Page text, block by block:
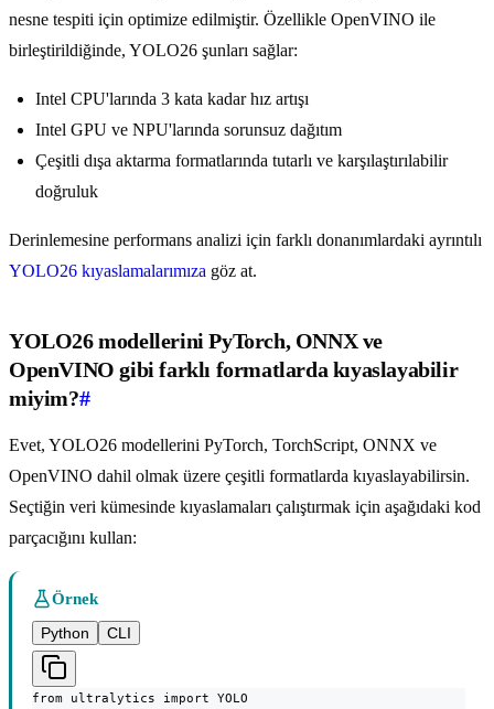
nesne tespiti için optimize edilmiştir. Özellikle OpenVINO ile
birleştirildiğinde, YOLO26 şunları sağlar:
Intel CPU'larında 3 kata kadar hız artışı
Intel GPU ve NPU'larında sorunsuz dağıtım
Çeşitli dışa aktarma formatlarında tutarlı ve karşılaştırılabilir
doğruluk
Derinlemesine performans analizi için farklı donanımlardaki ayrıntılı
YOLO26 kıyaslamalarımıza göz at.
YOLO26 modellerini PyTorch, ONNX ve
OpenVINO gibi farklı formatlarda kıyaslayabilir
miyim?#
Evet, YOLO26 modellerini PyTorch, TorchScript, ONNX ve
OpenVINO dahil olmak üzere çeşitli formatlarda kıyaslayabilirsin.
Seçtiğin veri kümesinde kıyaslamaları çalıştırmak için aşağıdaki kod
parçacığını kullan:
Örnek
Python
CLI
from ultralytics import YOLO